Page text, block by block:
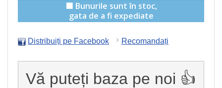
🟩 Bunurile sunt în stoc,
gata de a fi expediate
Distribuiți pe Facebook Recomandați
Vă puteți baza pe noi 👍